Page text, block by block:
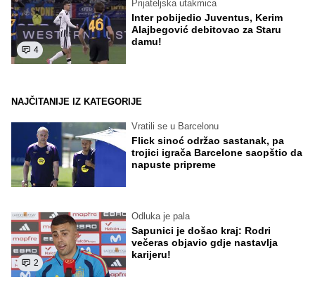
4
Prijateljska utakmica
Inter pobijedio Juventus, Kerim
Alajbegović debitovao za Staru
damu!
NAJČITANIJE IZ KATEGORIJE
Vratili se u Barcelonu
Flick sinoć održao sastanak, pa
trojici igrača Barcelone saopštio da
napuste pripreme
2
Odluka je pala
Sapunici je došao kraj: Rodri
večeras objavio gdje nastavlja
karijeru!